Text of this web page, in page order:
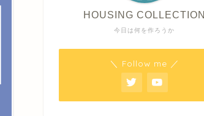
今日は何を作ろうか
HOUSING COLLECTION
＼ Follow me ／